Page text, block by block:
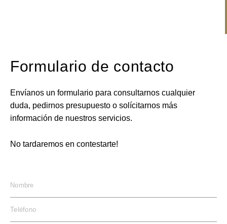
Formulario de contacto
Envíanos un formulario para consultarnos cualquier
duda, pedirnos presupuesto o solícitarnos más
información de nuestros servicios.
No tardaremos en contestarte!